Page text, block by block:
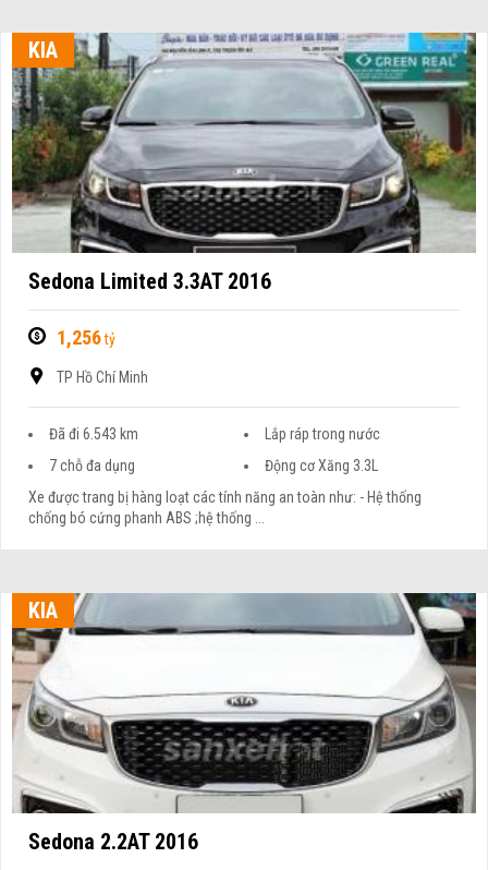
KIA
Sedona Limited 3.3AT 2016
1,256tỷ
TP Hồ Chí Minh
Đã đi 6.543 km
Lắp ráp trong nước
7 chỗ đa dụng
Động cơ Xăng 3.3L
Xe được trang bị hàng loạt các tính năng an toàn như: - Hệ thống
chống bó cứng phanh ABS ;hệ thống ...
KIA
Sedona 2.2AT 2016